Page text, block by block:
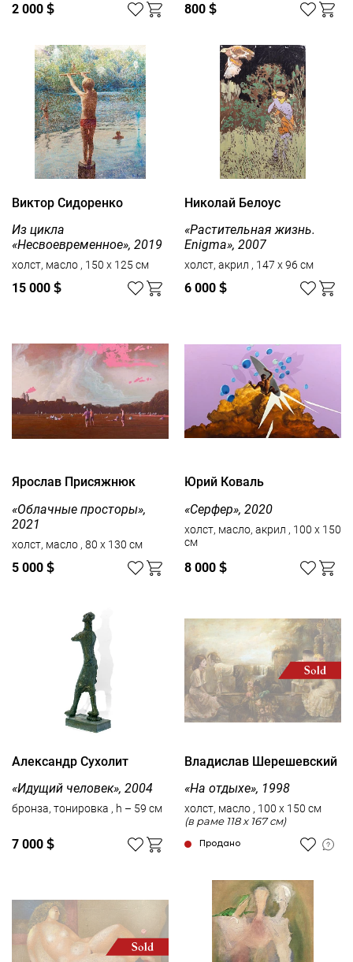
2 000 $ 800 $
Виктор Сидоренко
Из цикла
«Несвоевременное», 2019
холст, масло , 150 x 125 см
15 000 $
Николай Белоус
«Растительная жизнь.
Enigma», 2007
холст, акрил , 147 x 96 см
6 000 $
Ярослав Присяжнюк
«Облачные просторы»,
2021
холст, масло , 80 x 130 см
5 000 $
Юрий Коваль
«Серфер», 2020
холст, масло, акрил , 100 x 150
см
8 000 $
Александр Сухолит
«Идущий человек», 2004
бронза, тонировка , h – 59 см
7 000 $
Владислав Шерешевский
«На отдыхе», 1998
холст, масло , 100 x 150 см
(в раме 118 x 167 см)
Продано